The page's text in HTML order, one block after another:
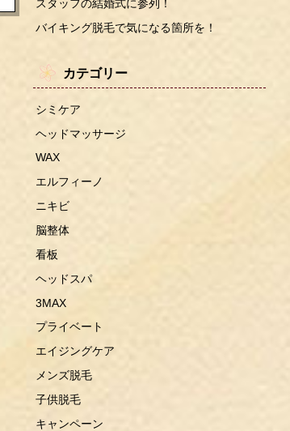
スタッフの結婚式に参列！
バイキング脱毛で気になる箇所を！
カテゴリー
シミケア
ヘッドマッサージ
WAX
エルフィーノ
ニキビ
脳整体
看板
ヘッドスパ
3MAX
プライベート
エイジングケア
メンズ脱毛
子供脱毛
キャンペーン